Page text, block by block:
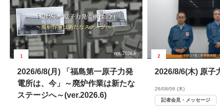
1
2026/6/8(月) 「福島第一原子力発
電所は、今」～廃炉作業は新たな
ステージへ～(ver.2026.6)
2
2026/8/6(木) 原子
26/08/06 (木)
記者会見・メッセージ